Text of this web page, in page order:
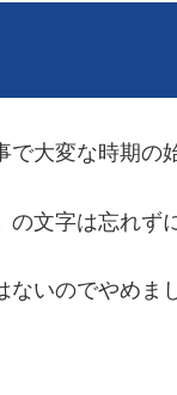
大変な時期の
の文字は忘れず
いのでやめま